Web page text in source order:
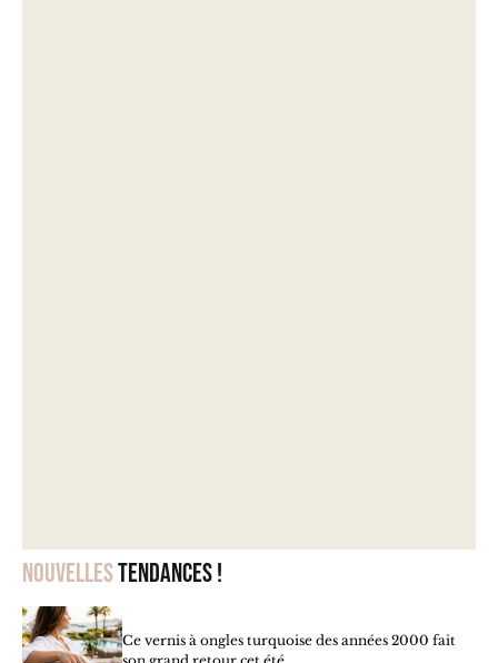
Nouvellestendances !
Ce vernis à ongles turquoise des années 2000 fait